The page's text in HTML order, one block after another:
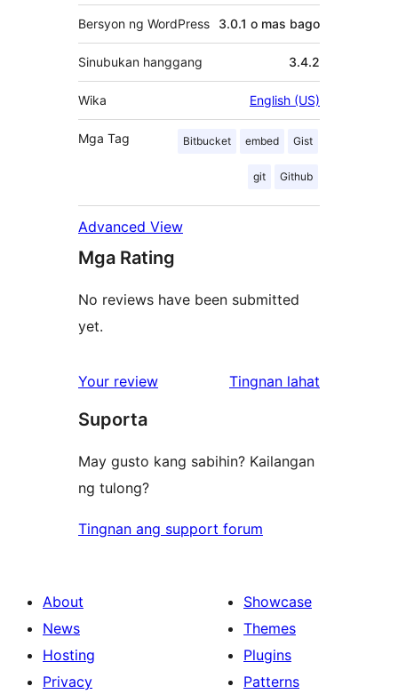
Bersyon ng WordPress 3.0.1 o mas bago
Sinubukan hanggang 3.4.2
Wika English (US)
Mga Tag Bitbucket embed Gist
git Github
Advanced View
Mga Rating
No reviews have been submitted
yet.
Your review Tingnan lahat
Suporta
May gusto kang sabihin? Kailangan
ng tulong?
Tingnan ang support forum
About
News
Hosting
Privacy
Showcase
Themes
Plugins
Patterns